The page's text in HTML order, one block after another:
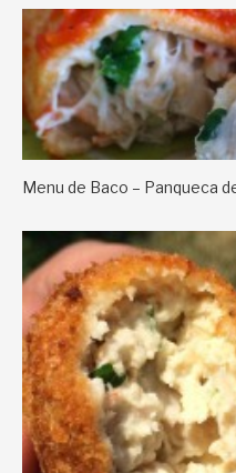
Menu de Baco – Panqueca